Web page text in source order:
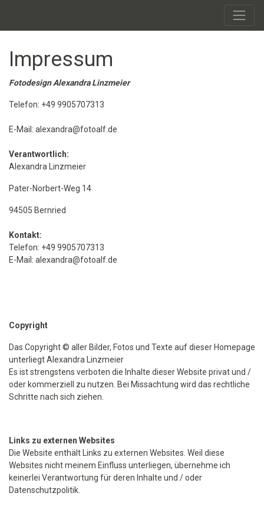
Impressum
Fotodesign Alexandra Linzmeier
Telefon: +49 9905707313
E-Mail: alexandra@fotoalf.de
Verantwortlich:
Alexandra Linzmeier
Pater-Norbert-Weg 14
94505 Bernried
Kontakt:
Telefon: +49 9905707313
E-Mail: alexandra@fotoalf.de
Copyright
Das Copyright © aller Bilder, Fotos und Texte auf dieser Homepage
unterliegt Alexandra Linzmeier
Es ist strengstens verboten die Inhalte dieser Website privat und /
oder kommerziell zu nutzen. Bei Missachtung wird das rechtliche
Schritte nach sich ziehen.
Links zu externen Websites
Die Website enthält Links zu externen Websites. Weil diese
Websites nicht meinem Einfluss unterliegen, übernehme ich
keinerlei Verantwortung für deren Inhalte und / oder
Datenschutzpolitik.